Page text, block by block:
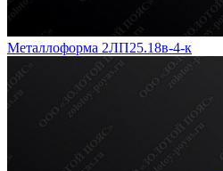
Металлоформа 2ЛП25.18в-4-к